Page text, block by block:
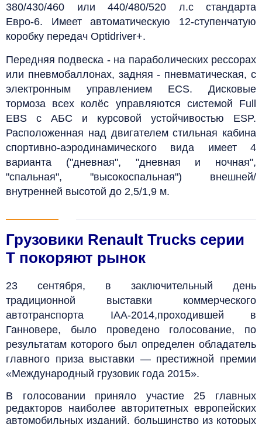
380/430/460 или 440/480/520 л.с стандарта
Евро-6. Имеет автоматическую 12-ступенчатую
коробку передач Optidriver+.
Передняя подвеска - на параболических рессорах
или пневмобаллонах, задняя - пневматическая, c
электронным управлением ECS. Дисковые
тормоза всех колёс управляются системой Full
EBS с АБС и курсовой устойчивостью ESP.
Расположенная над двигателем стильная кабина
спортивно-аэродинамического вида имеет 4
варианта ("дневная", "дневная и ночная",
"спальная", "высокоспальная") внешней/
внутренней высотой до 2,5/1,9 м.
Грузовики Renault Trucks серии
T покоряют рынок
23 сентября, в заключительный день
традиционной выставки коммерческого
автотранспорта IAA-2014,проходившей в
Ганновере, было проведено голосование, по
результатам которого был определен обладатель
главного приза выставки — престижной премии
«Международный грузовик года 2015».
В голосовании приняло участие 25 главных
редакторов наиболее авторитетных европейских
автомобильных изданий, большинство из которых